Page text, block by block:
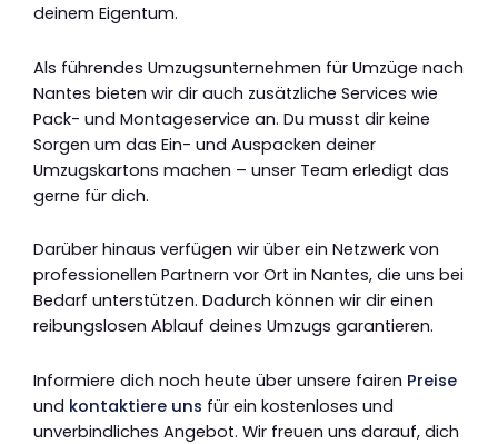
deinem Eigentum.
Als führendes Umzugsunternehmen für Umzüge nach
Nantes bieten wir dir auch zusätzliche Services wie
Pack- und Montageservice an. Du musst dir keine
Sorgen um das Ein- und Auspacken deiner
Umzugskartons machen – unser Team erledigt das
gerne für dich.
Darüber hinaus verfügen wir über ein Netzwerk von
professionellen Partnern vor Ort in Nantes, die uns bei
Bedarf unterstützen. Dadurch können wir dir einen
reibungslosen Ablauf deines Umzugs garantieren.
Informiere dich noch heute über unsere fairen Preise
und kontaktiere uns für ein kostenloses und
unverbindliches Angebot. Wir freuen uns darauf, dich